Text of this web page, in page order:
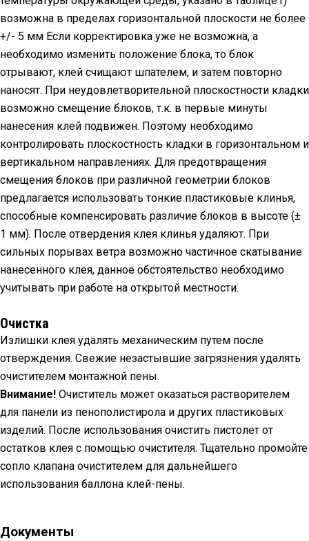
возможна в пределах горизонтальной плоскости не более
+/- 5 мм Если корректировка уже не возможна, а
необходимо изменить положение блока, то блок
отрывают, клей счищают шпателем, и затем повторно
наносят. При неудовлетворительной плоскостности кладки
возможно смещение блоков, т.к. в первые минуты
нанесения клей подвижен. Поэтому необходимо
контролировать плоскостность кладки в горизонтальном и
вертикальном направлениях. Для предотвращения
смещения блоков при различной геометрии блоков
предлагается использовать тонкие пластиковые клинья,
способные компенсировать различие блоков в высоте (±
1 мм). После отвердения клея клинья удаляют. При
сильных порывах ветра возможно частичное скатывание
нанесенного клея, данное обстоятельство необходимо
учитывать при работе на открытой местности.
Очистка
Излишки клея удалять механическим путем после
отверждения. Свежие незастывшие загрязнения удалять
очистителем монтажной пены.
Внимание! Очиститель может оказаться растворителем
для панели из пенополистирола и других пластиковых
изделий. После использования очистить пистолет от
остатков клея с помощью очистителя. Тщательно промойте
сопло клапана очистителем для дальнейшего
использования баллона клей-пены.
Документы